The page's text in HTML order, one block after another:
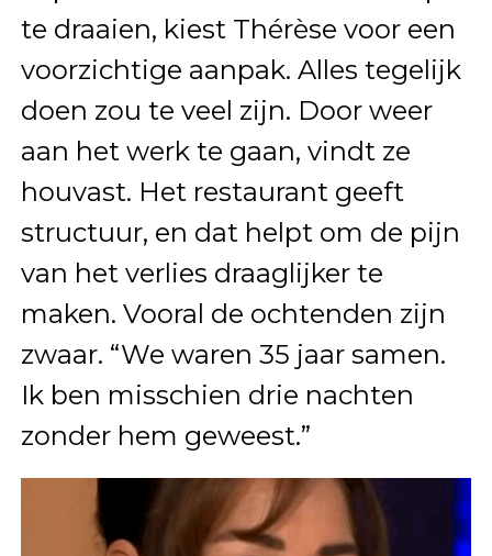
te draaien, kiest Thérèse voor een
voorzichtige aanpak. Alles tegelijk
doen zou te veel zijn. Door weer
aan het werk te gaan, vindt ze
houvast. Het restaurant geeft
structuur, en dat helpt om de pijn
van het verlies draaglijker te
maken. Vooral de ochtenden zijn
zwaar. “We waren 35 jaar samen.
Ik ben misschien drie nachten
zonder hem geweest.”